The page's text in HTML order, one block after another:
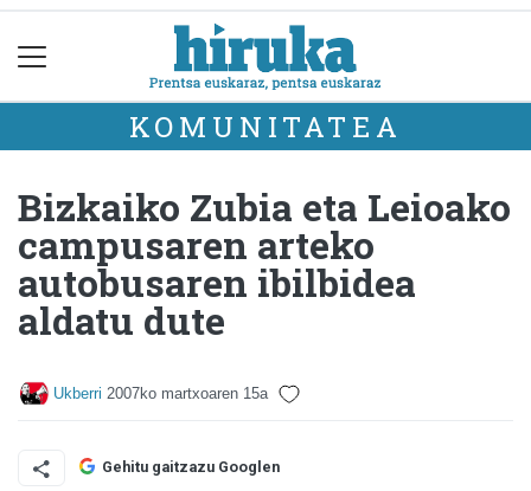
KOMUNITATEA
Bizkaiko Zubia eta Leioako
campusaren arteko
autobusaren ibilbidea
aldatu dute
Ukberri 2007ko martxoaren 15a
Gehitu gaitzazu Googlen